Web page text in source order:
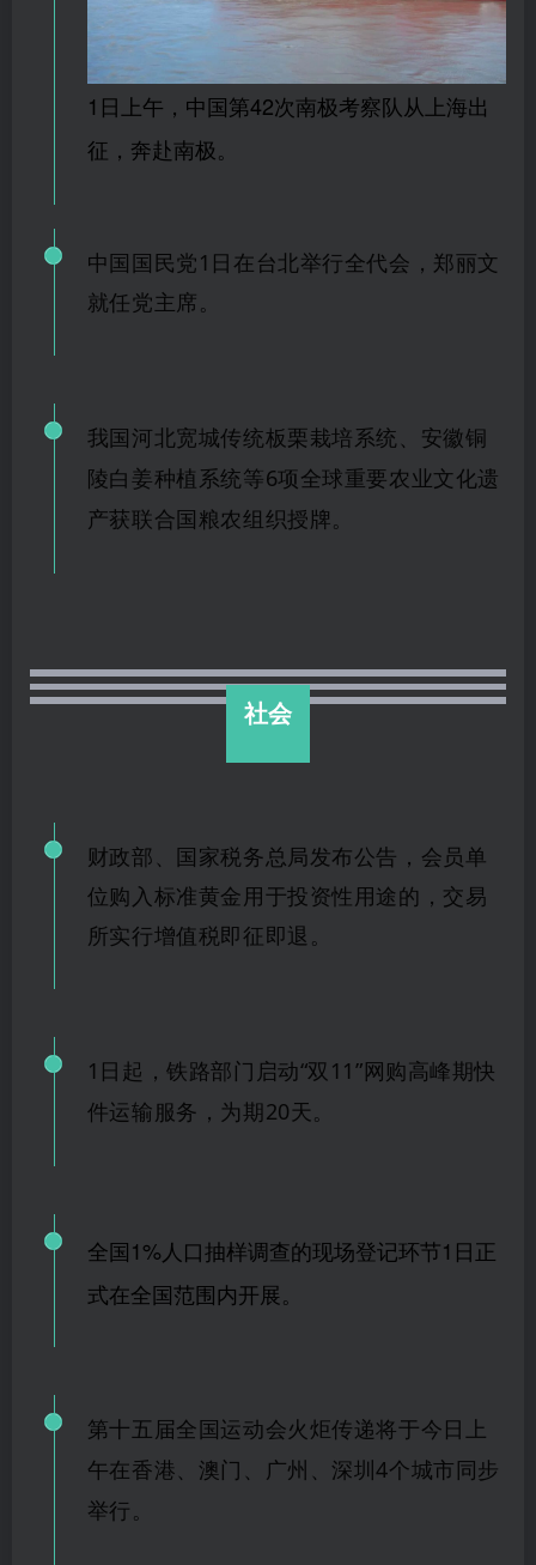
1日上午，中国第42次南极考察队从上海出
征，奔赴南极。
中国国民党1日在台北举行全代会，郑丽文
就任党主席。
我国河北宽城传统板栗栽培系统、安徽铜
陵白姜种植系统等6项全球重要农业文化遗
产获联合国粮农组织授牌。
社会
财政部、国家税务总局发布公告，会员单
位购入标准黄金用于投资性用途的，交易
所实行增值税即征即退。
1日起，铁路部门启动“双11”网购高峰期快
件运输服务，为期20天。
全国1%人口抽样调查的现场登记环节1日正
式在全国范围内开展。
第十五届全国运动会火炬传递将于今日上
午在香港、澳门、广州、深圳4个城市同步
举行。